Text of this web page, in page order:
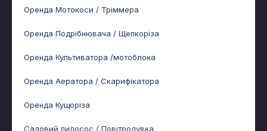
Оренда Мотокоси / Тріммера
Оренда Подрібнювача / Щепкоріза
Оренда Культиватора /мотоблока
Оренда Аератора / Скарифікатора
Оренда Кущоріза
Садовий пилосос / Повітродувка